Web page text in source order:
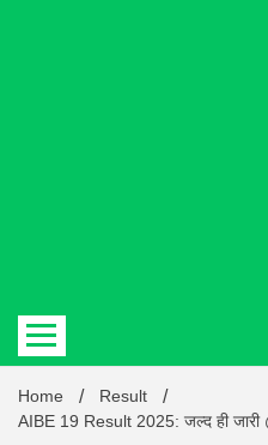
Home
Result
AIBE 19 Result 2025: जल्द ही